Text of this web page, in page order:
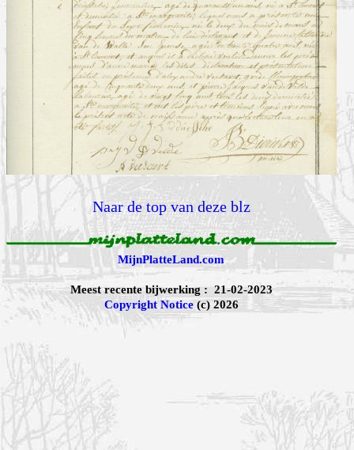
Naar de top van deze blz
MijnPlatteLand.com
Meest recente bijwerking : 21-02-2023
Copyright Notice(c) 2026